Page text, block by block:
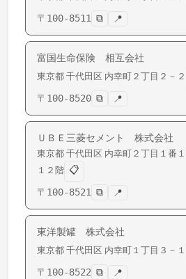
〒 100-8511 ⧉ 📍
富国生命保険 相互会社
東京都 千代田区 内幸町 ２丁目２－２
〒 100-8520 ⧉ 📍
ＵＢＥ三菱セメント 株式会社
東京都 千代田区 内幸町 ２丁目１番
１２階 📋
〒 100-8521 ⧉ 📍
東洋製罐 株式会社
東京都 千代田区 内幸町 １丁目３－１
〒 100-8522 ⧉ 📍